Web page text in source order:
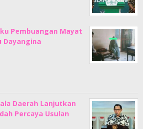
Pembuangan Mayat
Dayangina
Daerah Lanjutkan
Percaya Usulan